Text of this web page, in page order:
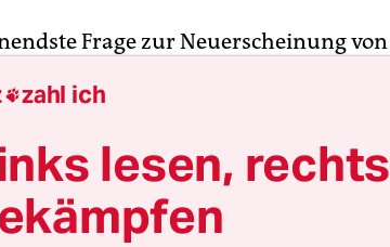
Frage zur Neuerscheinung von
man, dass das ganze „mit
ist, wie Herausgeber Wulf
Tagebücher entdeckt: selbige
zahl ich
lesen, rechts